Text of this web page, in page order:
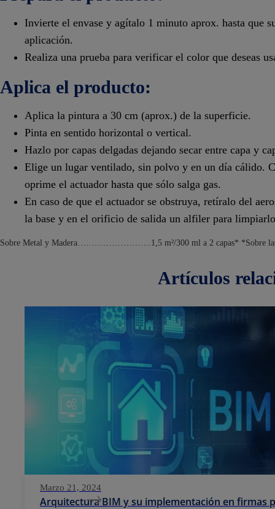
Invierte el envase y agítalo 1 minuto aprox. hasta que
aplicación.
Realiza una prueba para verificar el color que deseas
Aplica el producto:
Aplica la pintura a 30 cm (aprox.) de la superficie.
Pinta en sentido horizontal o vertical.
Hazlo por capas delgadas dejando secar entre capa y
Elige un lugar ventilado, sin polvo y en un día cálido.
oprime el actuador hasta que sólo salga gas.
En caso de que el actuador se obstruya, retíralo del
la base y en el orificio de salida un alfiler para
Sobre Metal y Madera……………………..1,5 m²/300 ml a 2 capas* *Sobre las
artículos
Marzo 21, 2024
Arquitectura BIM y su implementación en firmas